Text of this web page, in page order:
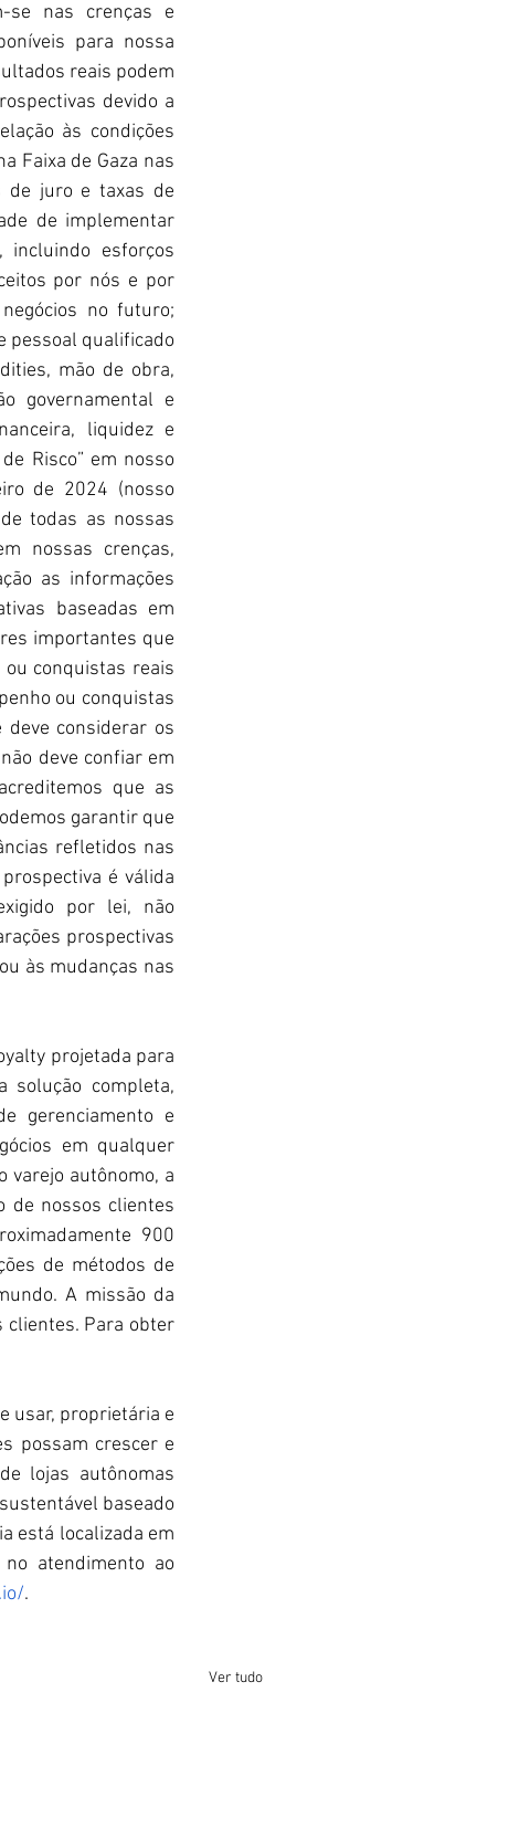
se nas crenças e
para nossa
reais podem
devido a
às condições
Faixa de Gaza nas
de juro e taxas de
de implementar
incluindo esforços
por nós e por
no futuro;
pessoal qualificado
mão de obra,
governamental e
liquidez e
Risco” em nosso
de 2024 (nosso
todas as nossas
nossas crenças,
as informações
baseadas em
importantes que
conquistas reais
ou conquistas
deve considerar os
deve confiar em
que as
garantir que
refletidos nas
é válida
por lei, não
prospectivas
às mudanças nas
projetada para
solução completa,
gerenciamento e
em qualquer
varejo autônomo, a
de nossos clientes
900
de métodos de
A missão da
clientes. Para obter
usar, proprietária e
possam crescer e
lojas autônomas
baseado
está localizada em
atendimento ao
.
Ver tudo